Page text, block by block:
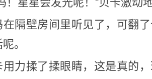
在隔壁房间里听见了，可翻
。
用力揉了揉眼睛，这是真的